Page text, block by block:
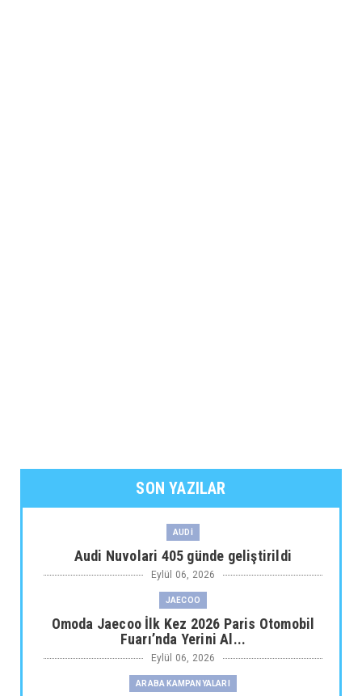
SON YAZILAR
AUDİ
Audi Nuvolari 405 günde geliştirildi
Eylül 06, 2026
JAECOO
Omoda Jaecoo İlk Kez 2026 Paris Otomobil
Fuarı’nda Yerini Al...
Eylül 06, 2026
ARABA KAMPANYALARI